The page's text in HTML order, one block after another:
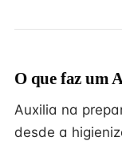
O que faz um
Auxilia na
desde a